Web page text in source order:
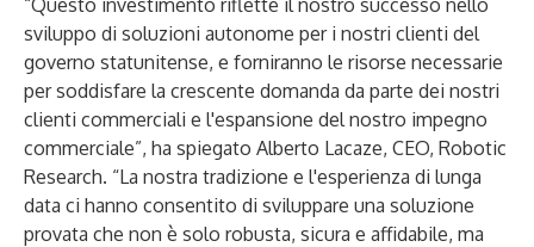
“Questo investimento riflette il nostro successo nello
sviluppo di soluzioni autonome per i nostri clienti del
governo statunitense, e forniranno le risorse necessarie
per soddisfare la crescente domanda da parte dei nostri
clienti commerciali e l'espansione del nostro impegno
commerciale”, ha spiegato Alberto Lacaze, CEO, Robotic
Research. “La nostra tradizione e l'esperienza di lunga
data ci hanno consentito di sviluppare una soluzione
provata che non è solo robusta, sicura e affidabile, ma